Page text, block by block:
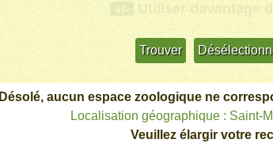
+/- Utiliser davantage
Désolé, aucun espace zoologique ne
Localisation géographique : Saint-
Veuillez élargir votre